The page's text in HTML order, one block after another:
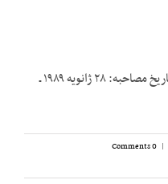
روایت‌کننده: دکتر مهدی حائری یزدی تاریخ مصاحبه: ۲۸ ژانویه ۱۹۸۹ ـ
|
0 Comments